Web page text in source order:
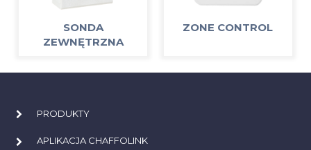
SONDA
ZEWNĘTRZNA
ZONE CONTROL
PRODUKTY
APLIKACJA CHAFFOLINK